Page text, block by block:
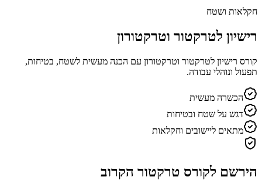
חקלאות ושטח
רישיון לטרקטור וטרקטורון
קורס רישיון לטרקטור וטרקטורון עם הכנה מעשית לשטח, בטיחות,
תפעול ונוהלי עבודה.
הכשרה מעשית
דגש על שטח ובטיחות
מתאים ליישובים וחקלאות
הירשם לקורס טרקטור הקרוב